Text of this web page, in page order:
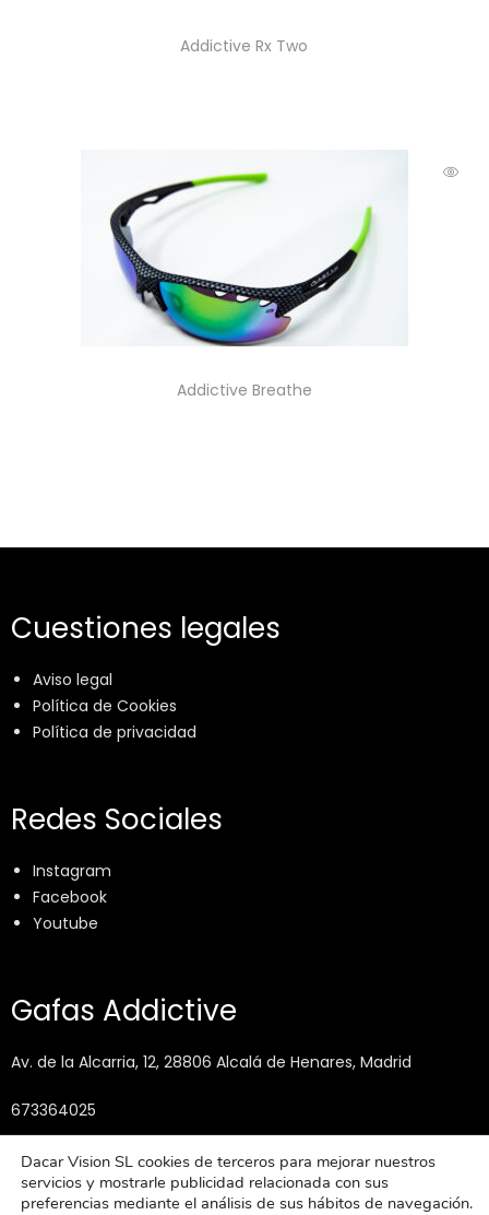
Addictive Rx Two
Addictive Breathe
Cuestiones legales
Aviso legal
Política de Cookies
Política de privacidad
Redes Sociales
Instagram
Facebook
Youtube
Gafas Addictive
Av. de la Alcarria, 12, 28806 Alcalá de Henares, Madrid
673364025
info@gafasaddictive.com
Dacar Vision SL cookies de terceros para mejorar nuestros
servicios y mostrarle publicidad relacionada con sus
preferencias mediante el análisis de sus hábitos de navegación.